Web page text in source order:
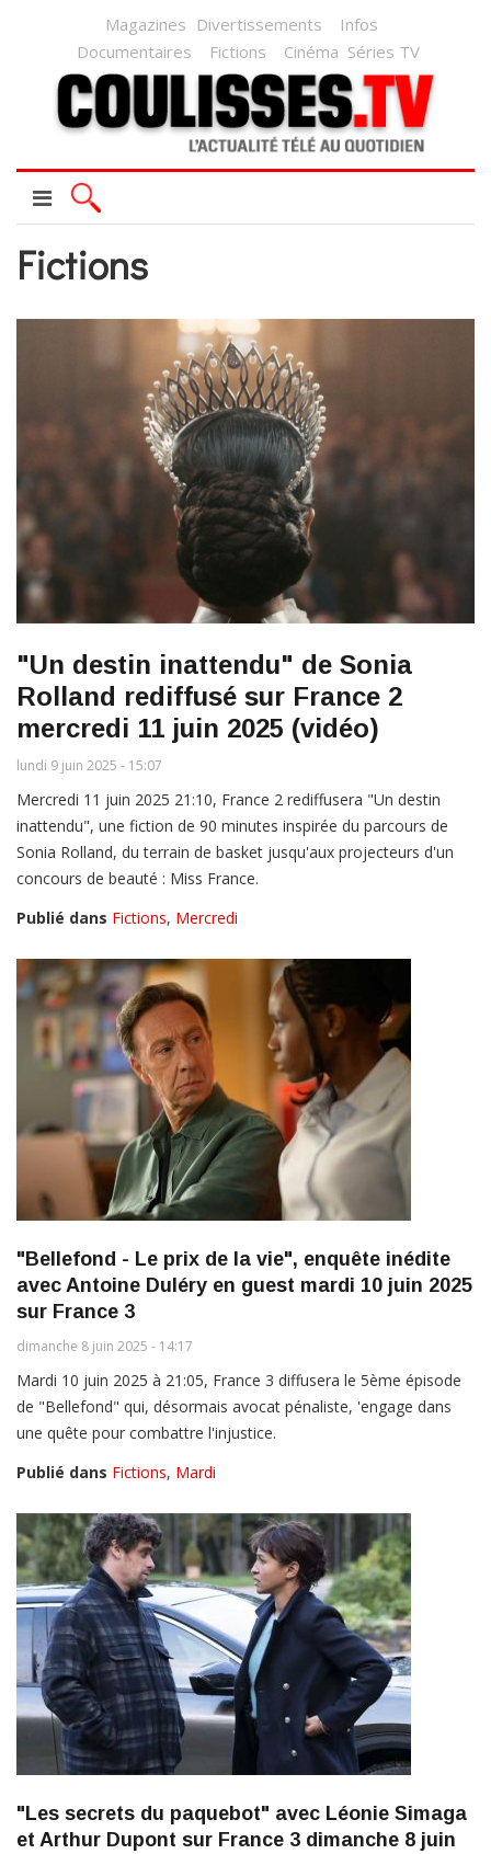
Magazines Divertissements
Infos
Documentaires
Fictions Cinéma Séries TV
Fictions
"Un destin inattendu" de Sonia
Rolland rediffusé sur France 2
mercredi 11 juin 2025 (vidéo)
lundi 9 juin 2025 - 15:07
Mercredi 11 juin 2025 21:10, France 2 rediffusera "Un destin
inattendu", une fiction de 90 minutes inspirée du parcours de
Sonia Rolland, du terrain de basket jusqu'aux projecteurs d'un
concours de beauté : Miss France.
Publié dans Fictions, Mercredi
"Bellefond - Le prix de la vie", enquête inédite
avec Antoine Duléry en guest mardi 10 juin 2025
sur France 3
dimanche 8 juin 2025 - 14:17
Mardi 10 juin 2025 à 21:05, France 3 diffusera le 5ème épisode
de "Bellefond" qui, désormais avocat pénaliste, 'engage dans
une quête pour combattre l'injustice.
Publié dans Fictions, Mardi
"Les secrets du paquebot" avec Léonie Simaga
et Arthur Dupont sur France 3 dimanche 8 juin